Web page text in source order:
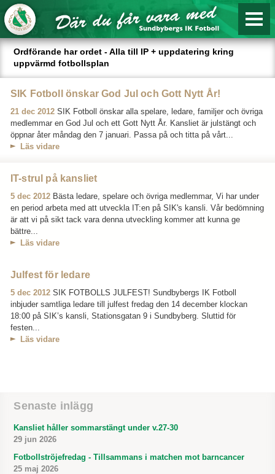
Ordförande har ordet - Alla till IP + uppdatering kring
uppvärmd fotbollsplan
SIK Fotboll önskar God Jul och Gott Nytt År!
21 dec 2012 SIK Fotboll önskar alla spelare, ledare, familjer och övriga
medlemmar en God Jul och ett Gott Nytt År. Kansliet är julstängt och
öppnar åter måndag den 7 januari. Passa på och titta på vårt...
Läs vidare
IT-strul på kansliet
5 dec 2012 Bästa ledare, spelare och övriga medlemmar, Vi har under
en period arbeta med att utveckla IT:en på SIK's kansli. Vår bedömning
är att vi på sikt tack vara denna utveckling kommer att kunna ge
bättre...
Läs vidare
Julfest för ledare
5 dec 2012 SIK FOTBOLLS JULFEST! Sundbybergs IK Fotboll
inbjuder samtliga ledare till julfest fredag den 14 december klockan
18:00 på SIK’s kansli, Stationsgatan 9 i Sundbyberg. Sluttid för
festen...
Läs vidare
Senaste inlägg
Kansliet håller sommarstängt under v.27-30
29 jun 2026
Fotbollströjefredag - Tillsammans i matchen mot barncancer
25 maj 2026